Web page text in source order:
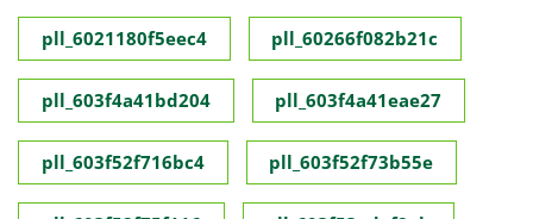
pll_6021180f5eec4 pll_60266f082b21c
pll_603f4a41bd204 pll_603f4a41eae27
pll_603f52f716bc4 pll_603f52f73b55e